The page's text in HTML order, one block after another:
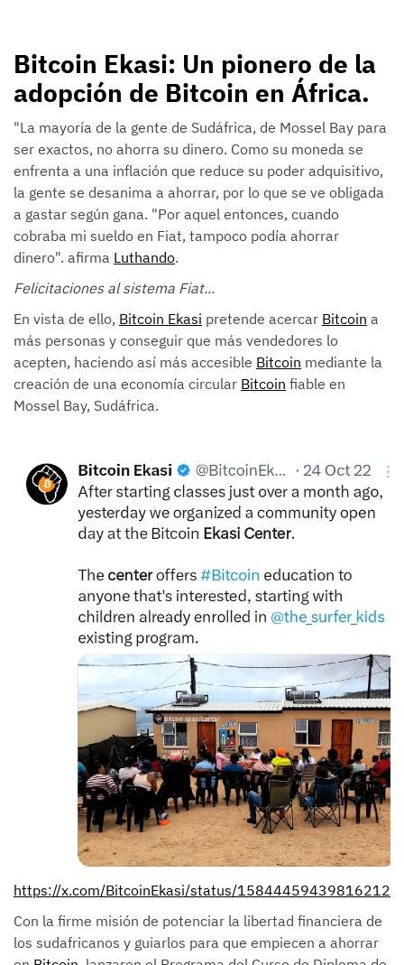
Bitcoin Ekasi: Un pionero de la
adopción de Bitcoin en África.
"La mayoría de la gente de Sudáfrica, de Mossel Bay para
ser exactos, no ahorra su dinero. Como su moneda se
enfrenta a una inflación que reduce su poder adquisitivo,
la gente se desanima a ahorrar, por lo que se ve obligada
a gastar según gana. "Por aquel entonces, cuando
cobraba mi sueldo en Fiat, tampoco podía ahorrar
dinero". afirma Luthando.
Felicitaciones al sistema Fiat...
En vista de ello, Bitcoin Ekasi pretende acercar Bitcoin a
más personas y conseguir que más vendedores lo
acepten, haciendo así más accesible Bitcoin mediante la
creación de una economía circular Bitcoin fiable en
Mossel Bay, Sudáfrica.
https://x.com/BitcoinEkasi/status/
Con la firme misión de potenciar la libertad financiera de
los sudafricanos y guiarlos para que empiecen a ahorrar